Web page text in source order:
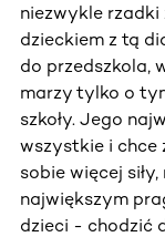
niezwykle
dzieckiem z tą
do przedszkola,
marzy tylko o
szkoły. Jego
wszystkie i chce
sobie więcej
największym
dzieci - chodzić